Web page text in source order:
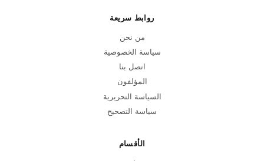
روابط سريعة
من نحن
سياسة الخصوصية
اتصل بنا
المؤلفون
السياسة التحريرية
سياسة التصحيح
الأقسام